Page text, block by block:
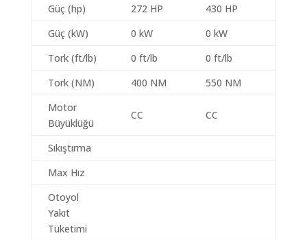
Güç (hp) 272 HP
430 HP
Güç (kW)
0 kW
0 kW
Tork (ft/lb)
0 ft/lb
0 ft/lb
Tork (NM)
400 NM
550 NM
Motor
Büyüklüğü
CC CC
Sıkıştırma
Max Hız
Otoyol
Yakıt
Tüketimi